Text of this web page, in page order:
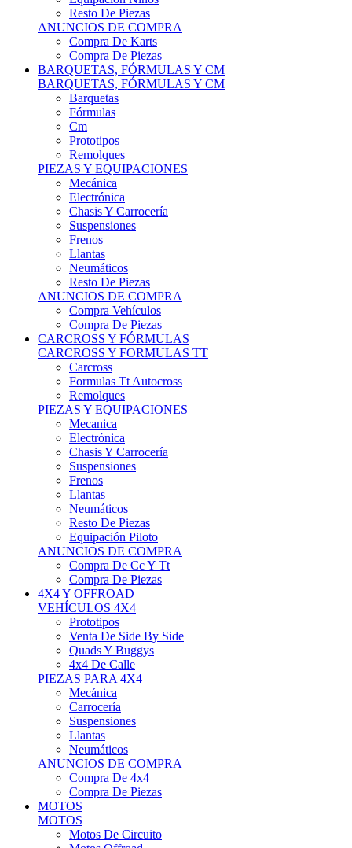
Resto De Piezas
ANUNCIOS DE COMPRA
Compra De Karts
Compra De Piezas
BARQUETAS, FÓRMULAS Y CM
BARQUETAS, FÓRMULAS Y CM
Barquetas
Fórmulas
Cm
Prototipos
Remolques
PIEZAS Y EQUIPACIONES
Mecánica
Electrónica
Chasis Y Carrocería
Suspensiones
Frenos
Llantas
Neumáticos
Resto De Piezas
ANUNCIOS DE COMPRA
Compra Vehículos
Compra De Piezas
CARCROSS Y FÓRMULAS
CARCROSS Y FORMULAS TT
Carcross
Formulas Tt Autocross
Remolques
PIEZAS Y EQUIPACIONES
Mecanica
Electrónica
Chasis Y Carrocería
Suspensiones
Frenos
Llantas
Neumáticos
Resto De Piezas
Equipación Piloto
ANUNCIOS DE COMPRA
Compra De Cc Y Tt
Compra De Piezas
4X4 Y OFFROAD
VEHÍCULOS 4X4
Prototipos
Venta De Side By Side
Quads Y Buggys
4x4 De Calle
PIEZAS PARA 4X4
Mecánica
Carrocería
Suspensiones
Llantas
Neumáticos
ANUNCIOS DE COMPRA
Compra De 4x4
Compra De Piezas
MOTOS
MOTOS
Motos De Circuito